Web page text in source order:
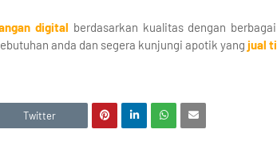
digital berdasarkan kualitas dengan
anda dan segera kunjungi apotik yang jual
Twitter